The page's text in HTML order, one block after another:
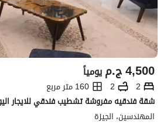
ج.م4,500 يومياً
2
2
160 متر مربع
المهندسين، الجيزة